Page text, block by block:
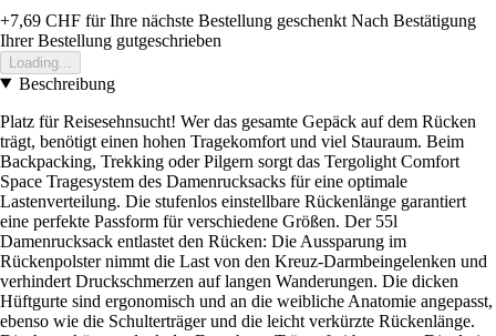
+7,69 CHF für Ihre nächste Bestellung geschenkt Nach Bestätigung
Ihrer Bestellung gutgeschrieben
Loading...
Beschreibung
Platz für Reisesehnsucht! Wer das gesamte Gepäck auf dem Rücken
trägt, benötigt einen hohen Tragekomfort und viel Stauraum. Beim
Backpacking, Trekking oder Pilgern sorgt das Tergolight Comfort
Space Tragesystem des Damenrucksacks für eine optimale
Lastenverteilung. Die stufenlos einstellbare Rückenlänge garantiert
eine perfekte Passform für verschiedene Größen. Der 55l
Damenrucksack entlastet den Rücken: Die Aussparung im
Rückenpolster nimmt die Last von den Kreuz-Darmbeingelenken und
verhindert Druckschmerzen auf langen Wanderungen. Die dicken
Hüftgurte sind ergonomisch und an die weibliche Anatomie angepasst,
ebenso wie die Schulterträger und die leicht verkürzte Rückenlänge.